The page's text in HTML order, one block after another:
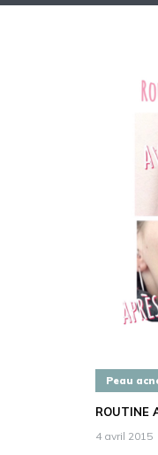
Peau
ROUTINE
4 avril 2015